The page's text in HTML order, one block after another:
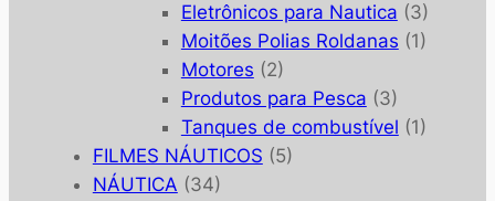
Eletrônicos para Nautica (3)
Moitões Polias Roldanas (1)
Motores (2)
Produtos para Pesca (3)
Tanques de combustível (1)
FILMES NÁUTICOS (5)
NÁUTICA (34)